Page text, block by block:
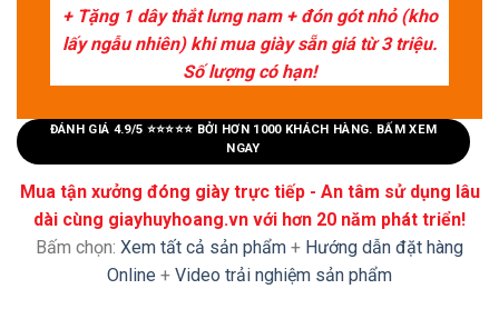
+ Tặng 1 dây thắt lưng nam + đón gót nhỏ (kho
lấy ngẫu nhiên) khi mua giày sẵn giá từ 3 triệu.
Số lượng có hạn!
ĐÁNH GIÁ 4.9/5 ⭐⭐⭐⭐⭐ BỞI HƠN 1000 KHÁCH HÀNG. BẤM XEM
NGAY
Mua tận xưởng đóng giày trực tiếp - An tâm sử dụng lâu
dài cùng giayhuyhoang.vn với hơn 20 năm phát triển!
Bấm chọn: Xem tất cả sản phẩm + Hướng dẫn đặt hàng
Online + Video trải nghiệm sản phẩm